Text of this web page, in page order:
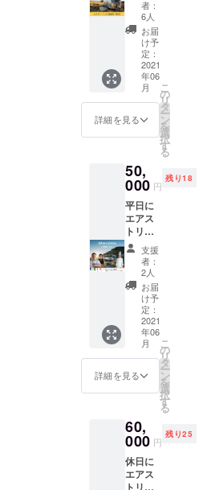
育、店舗運
2017年...株
式会社 Next
Food Culture
設立
株式会社
CALME 西麻
SEVEN
THREE 業務
委託契約に
山梨県小菅
村 株式会
社 源 温
泉施設内
食事処ひの
き 業務委
2018年…株
布 BAR
SEVEN
THREE 閉店
の為 業務
を1日体
験でき
る権利
です。
※現地ま
での交
通費は
別途必
要で
す。 ※
日程は
にて打
合せさ
せてい
ただき
ます。
者：
6人
お届
け予
定：
2021
年06
月
詳細を見る
こ
の
リ
タ
ー
ン
を
選
択
す
る
50,
000 円
残り18
平日に
エアス
トリー
ムリ
ゾート1
日体験
& 出張
シェフ
ディ
ナー
コース
の食事
ができ
る権利
です。
コース
ンチ、
和食、
鉄板焼
きから
お選び
支援
者：
2人
お届
け予
定：
2021
年06
月
詳細を見る
こ
の
リ
タ
ー
ン
を
選
択
す
る
60,
000 円
残り25
休日に
エアス
トリー